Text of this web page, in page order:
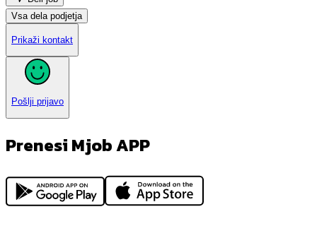
Vsa dela podjetja
Prikaži kontakt
Pošlji prijavo
Prenesi Mjob APP